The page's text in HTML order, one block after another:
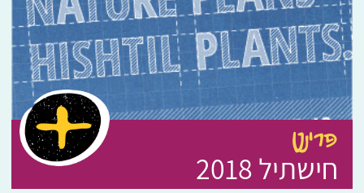
פרינט
חישתיל 2018